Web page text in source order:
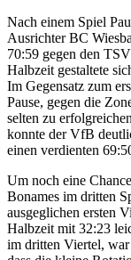
Nach einem Spiel
Ausrichter BC
70:59 gegen den
Halbzeit gestaltete
Im Gegensatz zum
Pause, gegen die
selten zu
konnte der VfB
einen verdienten
Um noch eine
Bonames im dritten
ausgeglichen ersten
Halbzeit mit 32:23
im dritten Viertel,